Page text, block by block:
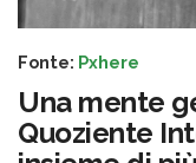
Fonte: Pxhere
Una mente
Quoziente